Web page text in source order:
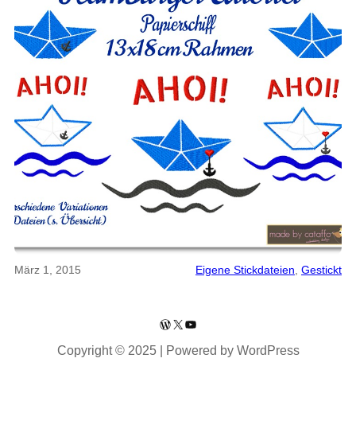
März 1, 2015 Eigene Stickdateien, Gestickt
WordPress
X YouTube
Copyright © 2025 | Powered by WordPress